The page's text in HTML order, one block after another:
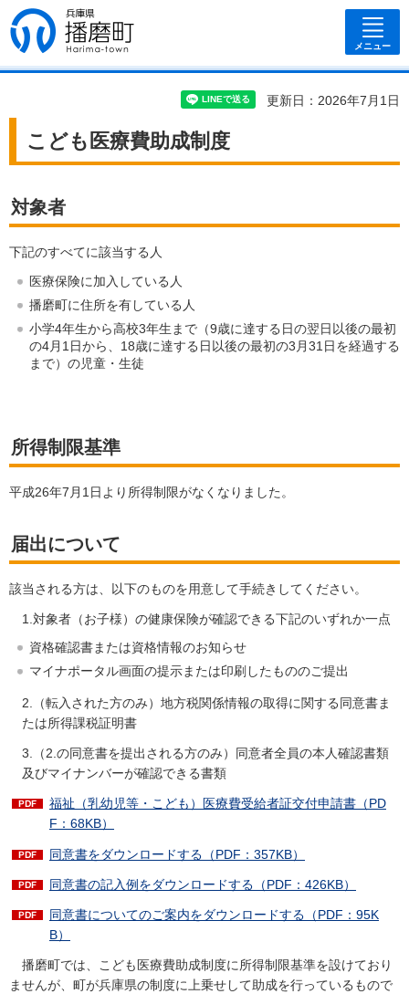
兵庫県 播磨
町
メニュー
更新日：2026年7月1日
こども医療費助成制度
対象者
下記のすべてに該当する人
医療保険に加入している人
播磨町に住所を有している人
小学4年生から高校3年生まで（9歳に達する日の翌日以後の最初
の4月1日から、18歳に達する日以後の最初の3月31日を経過する
まで）の児童・生徒
所得制限基準
平成26年7月1日より所得制限がなくなりました。
届出について
該当される方は、以下のものを用意して手続きしてください。
1.対象者（お子様）の健康保険が確認できる下記のいずれか一点
資格確認書または資格情報のお知らせ
マイナポータル画面の提示または印刷したもののご提出
2.（転入された方のみ）地方税関係情報の取得に関する同意書ま
たは所得課税証明書
3.（2.の同意書を提出される方のみ）同意者全員の本人確認書類
及びマイナンバーが確認できる書類
福祉（乳幼児等・こども）医療費受給者証交付申請書（PD
F：68KB）
同意書をダウンロードする（PDF：357KB）
同意書の記入例をダウンロードする（PDF：426KB）
同意書についてのご案内をダウンロードする（PDF：95K
B）
播磨町では、こども医療費助成制度に所得制限基準を設けており
ませんが、町が兵庫県の制度に上乗せして助成を行っているもので